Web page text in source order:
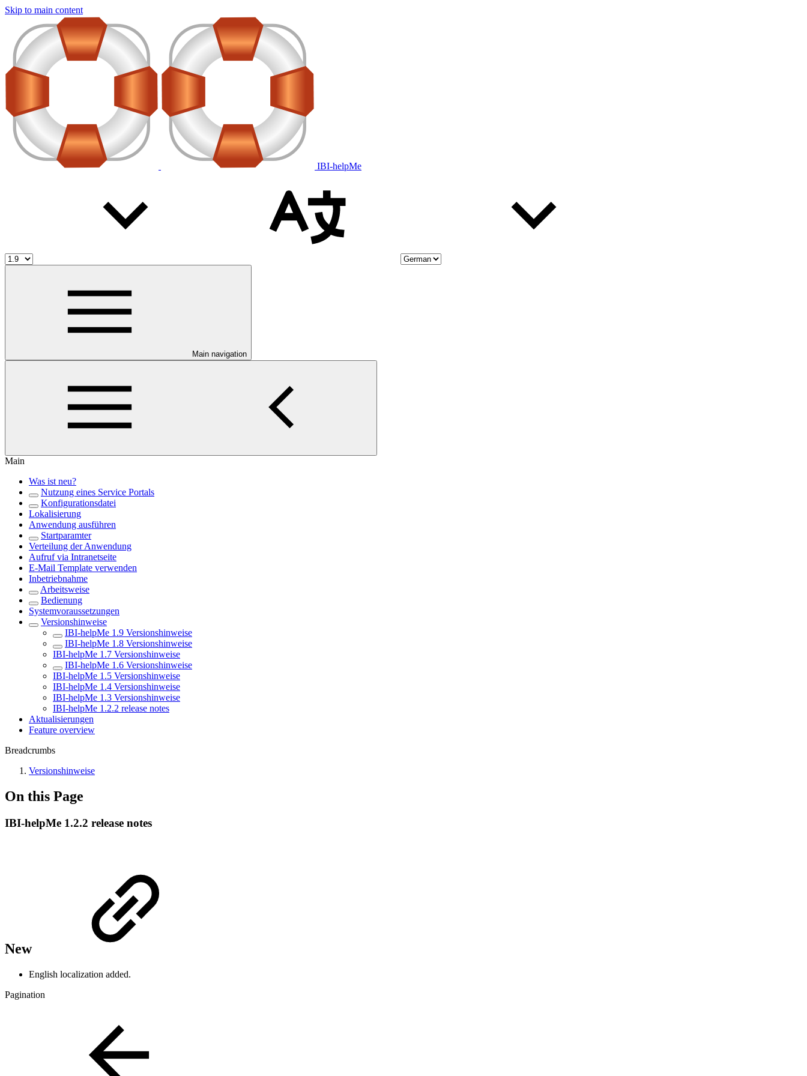
Skip to main content
IBI-helpMe
Main navigation
Main
Was ist neu?
Nutzung eines Service Portals
Konfigurationsdatei
Lokalisierung
Anwendung ausführen
Startparamter
Verteilung der Anwendung
Aufruf via Intranetseite
E-Mail Template verwenden
Inbetriebnahme
Arbeitsweise
Bedienung
Systemvoraussetzungen
Versionshinweise
IBI-helpMe 1.9 Versionshinweise
IBI-helpMe 1.8 Versionshinweise
IBI-helpMe 1.7 Versionshinweise
IBI-helpMe 1.6 Versionshinweise
IBI-helpMe 1.5 Versionshinweise
IBI-helpMe 1.4 Versionshinweise
IBI-helpMe 1.3 Versionshinweise
IBI-helpMe 1.2.2 release notes
Aktualisierungen
Feature overview
Breadcrumbs
Versionshinweise
On this Page
IBI-helpMe 1.2.2 release notes
New
English localization added.
Pagination